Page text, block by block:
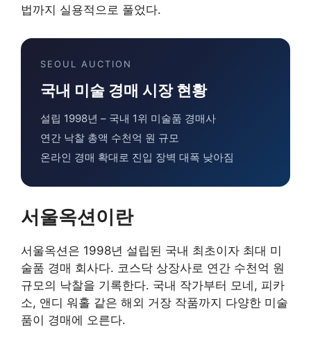
법까지 실용적으로 풀었다.
SEOUL AUCTION
국내 미술 경매 시장 현황
설립 1998년 – 국내 1위 미술품 경매사
연간 낙찰 총액 수천억 원 규모
온라인 경매 확대로 진입 장벽 대폭 낮아짐
서울옥션이란
서울옥션은 1998년 설립된 국내 최초이자 최대 미
술품 경매 회사다. 코스닥 상장사로 연간 수천억 원
규모의 낙찰을 기록한다. 국내 작가부터 모네, 피카
소, 앤디 워홀 같은 해외 거장 작품까지 다양한 미술
품이 경매에 오른다.